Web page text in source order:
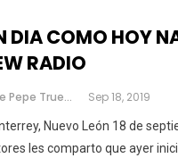
DIA COMO HOY
RADIO
Jose Pepe Trueno Sep 18, 2019
Nuevo León 18 de
les comparto que ayer